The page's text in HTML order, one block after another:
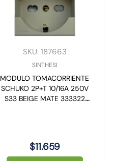
SKU: 187663
SINTHESI
MODULO TOMACORRIENTE
SCHUKO 2P+T 10/16A 250V
S33 BEIGE MATE 333322
$11.659